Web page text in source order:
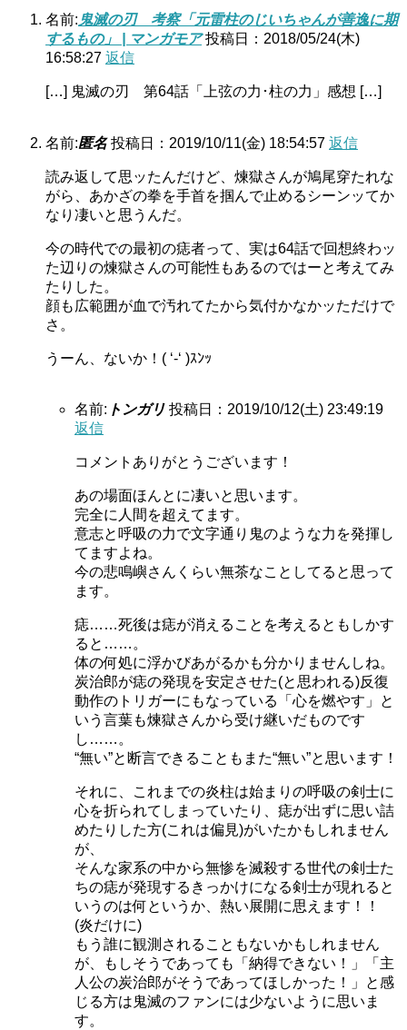
名前: 鬼滅の刃 考察「元雷柱のじいちゃんが善逸に期
するもの」 | マンガモア 投稿日：2018/05/24(木)
16:58:27 返信
[…] 鬼滅の刃 第64話「上弦の力･柱の力」感想 […]
名前:匿名 投稿日：2019/10/11(金) 18:54:57 返信
読み返して思ッたんだけど、煉獄さんが鳩尾穿たれな
がら、あかざの拳を手首を掴んで止めるシーンッてか
なり凄いと思うんだ。
今の時代での最初の痣者って、実は64話で回想終わッ
た辺りの煉獄さんの可能性もあるのではーと考えてみ
たりした。
顔も広範囲が血で汚れてたから気付かなかッただけで
さ。
うーん、ないか！( ‘-‘ )ｽﾝｯ
名前: トンガリ 投稿日：2019/10/12(土) 23:49:19
返信
コメントありがとうございます！
あの場面ほんとに凄いと思います。
完全に人間を超えてます。
意志と呼吸の力で文字通り鬼のような力を発揮し
てますよね。
今の悲鳴嶼さんくらい無茶なことしてると思って
ます。
痣……死後は痣が消えることを考えるともしかす
ると……。
体の何処に浮かびあがるかも分かりませんしね。
炭治郎が痣の発現を安定させた(と思われる)反復
動作のトリガーにもなっている「心を燃やす」と
いう言葉も煉獄さんから受け継いだものです
し……。
“無い”と断言できることもまた“無い”と思います！
それに、これまでの炎柱は始まりの呼吸の剣士に
心を折られてしまっていたり、痣が出ずに思い詰
めたりした方(これは偏見)がいたかもしれません
が、
そんな家系の中から無惨を滅殺する世代の剣士た
ちの痣が発現するきっかけになる剣士が現れると
いうのは何というか、熱い展開に思えます！！
(炎だけに)
もう誰に観測されることもないかもしれません
が、もしそうであっても「納得できない！」「主
人公の炭治郎がそうであってほしかった！」と感
じる方は鬼滅のファンには少ないように思いま
す。